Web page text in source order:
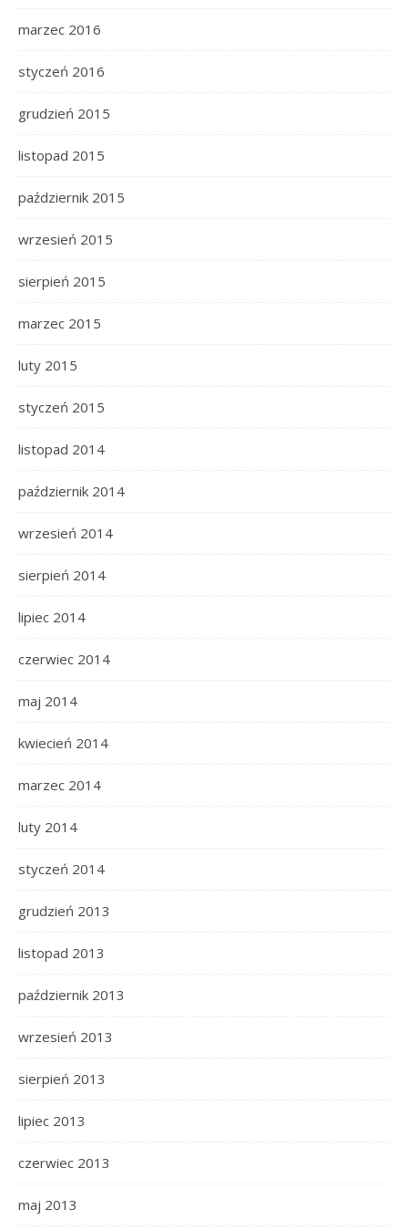
marzec 2016
styczeń 2016
grudzień 2015
listopad 2015
październik 2015
wrzesień 2015
sierpień 2015
marzec 2015
luty 2015
styczeń 2015
listopad 2014
październik 2014
wrzesień 2014
sierpień 2014
lipiec 2014
czerwiec 2014
maj 2014
kwiecień 2014
marzec 2014
luty 2014
styczeń 2014
grudzień 2013
listopad 2013
październik 2013
wrzesień 2013
sierpień 2013
lipiec 2013
czerwiec 2013
maj 2013